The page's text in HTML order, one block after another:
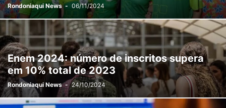
Rondoniaqui News - 06/11/2024
Enem 2024: número de inscritos supera
em 10% total de 2023
Rondoniaqui News - 24/10/2024